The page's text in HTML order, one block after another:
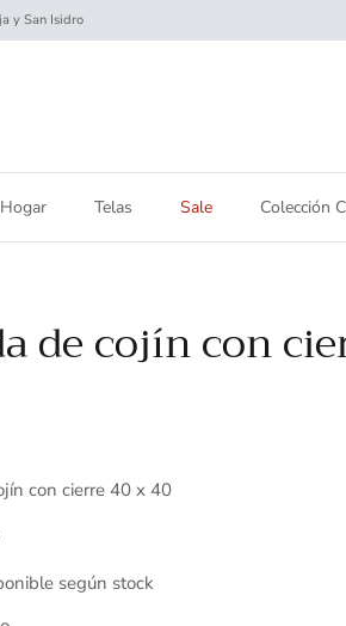
y San Isidro
Hogar Telas Sale Colección
de cojín con
con cierre 40 x 40
según stock